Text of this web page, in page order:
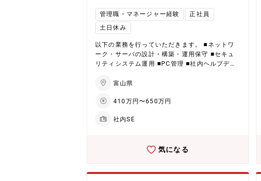
管理職・マネージャー経験
正社員
土日休み
以下の業務を行っていただきます。 ■ネットワ
ーク・サーバの設計・構築・運用保守 ■セキュ
リティシステム運用 ■PC管理 ■社内ヘルプデス
部門がITを安全に利活用できるようセキュリテ
属先） コーポレートＩＴ部 約20名
富山県
410万円〜650万円
社内SE
気になる